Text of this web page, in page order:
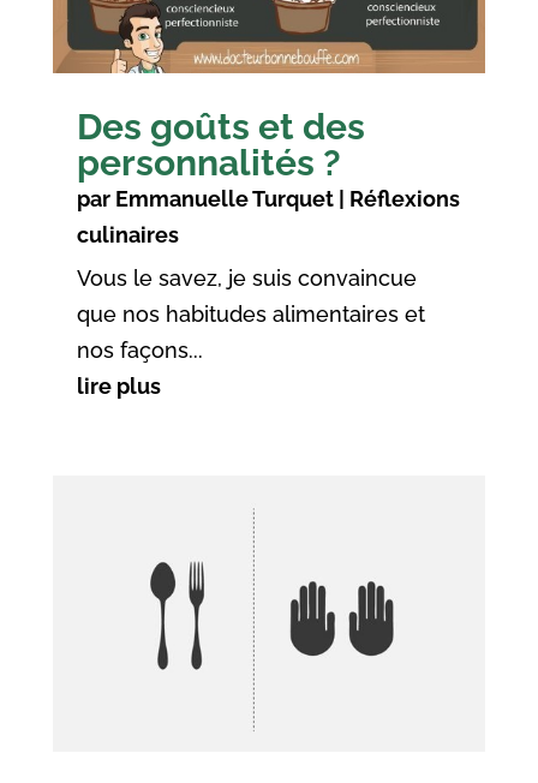
Des goûts et des
personnalités ?
par Emmanuelle Turquet| Réflexions
culinaires
Vous le savez, je suis convaincue
que nos habitudes alimentaires et
nos façons...
lire plus